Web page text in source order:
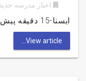
bookmark اخبار مدرسه جدید
ایسنا-15 دقیقه پیش سایت استخدامی باران دانلود
View article...